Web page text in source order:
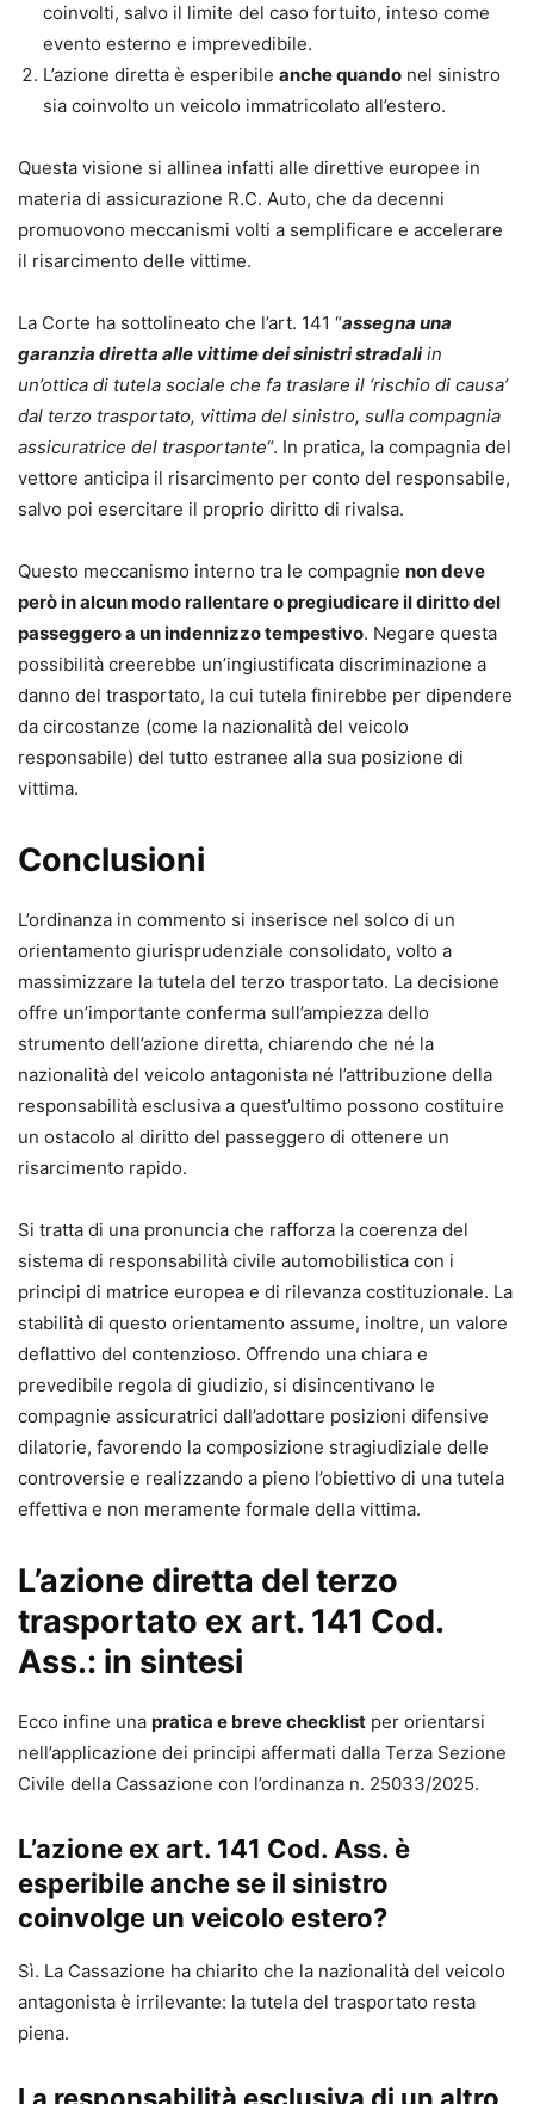
coinvolti, salvo il limite del caso fortuito, inteso come
evento esterno e imprevedibile.
L’azione diretta è esperibile anche quando nel sinistro
sia coinvolto un veicolo immatricolato all’estero.
Questa visione si allinea infatti alle direttive europee in
materia di assicurazione R.C. Auto, che da decenni
promuovono meccanismi volti a semplificare e accelerare
il risarcimento delle vittime.
La Corte ha sottolineato che l’art. 141 “assegna una
garanzia diretta alle vittime dei sinistri stradaliin
un’ottica di tutela sociale che fa traslare il ‘rischio di causa’
dal terzo trasportato, vittima del sinistro, sulla compagnia
assicuratrice del trasportante“. In pratica, la compagnia del
vettore anticipa il risarcimento per conto del responsabile,
salvo poi esercitare il proprio diritto di rivalsa.
Questo meccanismo interno tra le compagnie non deve
però in alcun modo rallentare o pregiudicare il diritto del
passeggero a un indennizzo tempestivo. Negare questa
possibilità creerebbe un’ingiustificata discriminazione a
danno del trasportato, la cui tutela finirebbe per dipendere
da circostanze (come la nazionalità del veicolo
responsabile) del tutto estranee alla sua posizione di
vittima.
Conclusioni
L’ordinanza in commento si inserisce nel solco di un
orientamento giurisprudenziale consolidato, volto a
massimizzare la tutela del terzo trasportato. La decisione
offre un’importante conferma sull’ampiezza dello
strumento dell’azione diretta, chiarendo che né la
nazionalità del veicolo antagonista né l’attribuzione della
responsabilità esclusiva a quest’ultimo possono costituire
un ostacolo al diritto del passeggero di ottenere un
risarcimento rapido.
Si tratta di una pronuncia che rafforza la coerenza del
sistema di responsabilità civile automobilistica con i
principi di matrice europea e di rilevanza costituzionale. La
stabilità di questo orientamento assume, inoltre, un valore
deflattivo del contenzioso. Offrendo una chiara e
prevedibile regola di giudizio, si disincentivano le
compagnie assicuratrici dall’adottare posizioni difensive
dilatorie, favorendo la composizione stragiudiziale delle
controversie e realizzando a pieno l’obiettivo di una tutela
effettiva e non meramente formale della vittima.
L’azione diretta del terzo
trasportato ex art. 141 Cod.
Ass.: in sintesi
Ecco infine una pratica e breve checklist per orientarsi
nell’applicazione dei principi affermati dalla Terza Sezione
Civile della Cassazione con l’ordinanza n. 25033/2025.
L’azione ex art. 141 Cod. Ass. è
esperibile anche se il sinistro
coinvolge un veicolo estero?
Sì. La Cassazione ha chiarito che la nazionalità del veicolo
antagonista è irrilevante: la tutela del trasportato resta
piena.